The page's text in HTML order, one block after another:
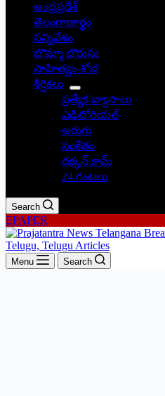
ఆంధ్రప్రదేశ్
తెలంగాణార్థం
సన్నివేశం
బొమ్మా బొరుసు
సాహిత్యం-శోభ
శీర్షికలు
ప్రత్యేక వ్యాసాలు
ఎడిటోరియల్
అరుగు
సంకేతం
దక్కన్.కామ్
24 గంటలు
Search
EPAPER
Menu Search